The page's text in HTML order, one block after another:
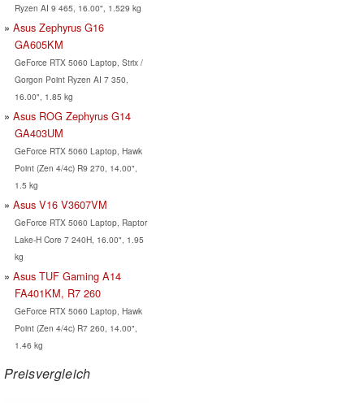
Ryzen AI 9 465, 16.00", 1.529 kg
Asus Zephyrus G16
GA605KM
GeForce RTX 5060 Laptop, Strix /
Gorgon Point Ryzen AI 7 350,
16.00", 1.85 kg
Asus ROG Zephyrus G14
GA403UM
GeForce RTX 5060 Laptop, Hawk
Point (Zen 4/4c) R9 270, 14.00",
1.5 kg
Asus V16 V3607VM
GeForce RTX 5060 Laptop, Raptor
Lake-H Core 7 240H, 16.00", 1.95
kg
Asus TUF Gaming A14
FA401KM, R7 260
GeForce RTX 5060 Laptop, Hawk
Point (Zen 4/4c) R7 260, 14.00",
1.46 kg
Preisvergleich